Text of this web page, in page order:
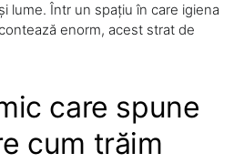
lume. Într un spațiu în care igiena
enorm, acest strat de
care spune
cum trăim